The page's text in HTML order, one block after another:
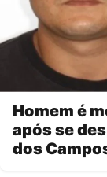
Homem é
após se
dos